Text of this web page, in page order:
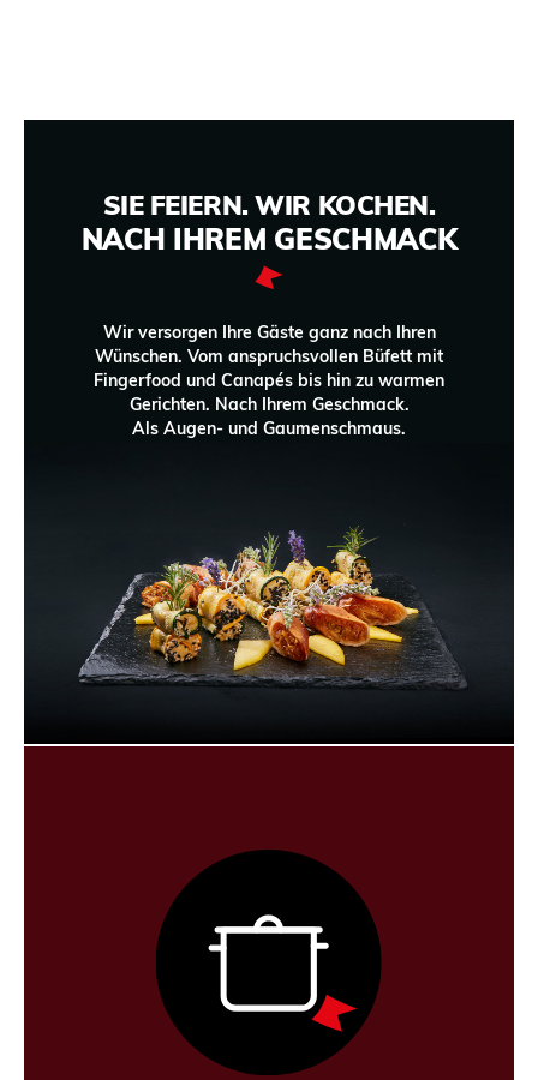
SIE FEIERN. WIR KOCHEN.
NACH IHREM GESCHMACK
Wir versorgen Ihre Gäste ganz nach Ihren
Wünschen. Vom anspruchsvollen Büfett mit
Fingerfood und Canapés bis hin zu warmen
Gerichten. Nach Ihrem Geschmack.
Als Augen- und Gaumenschmaus.